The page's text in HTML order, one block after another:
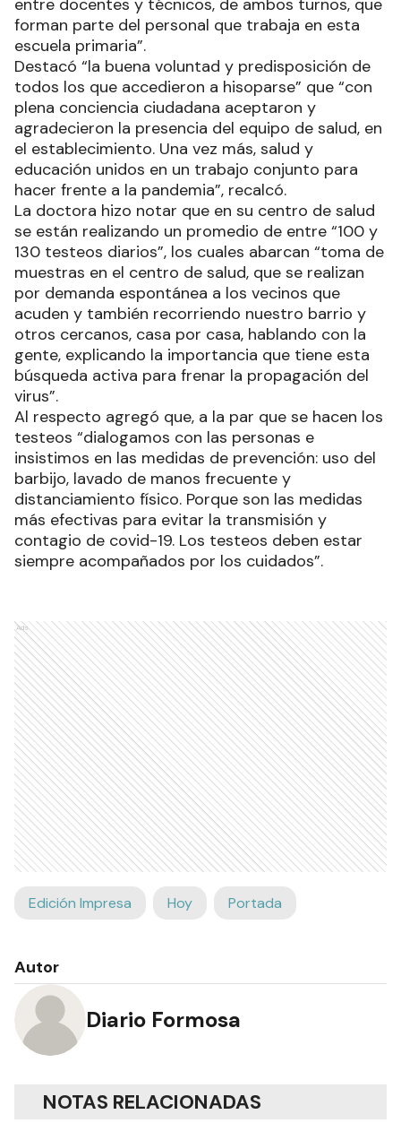
forman parte del personal que trabaja en esta
escuela primaria”.
Destacó “la buena voluntad y predisposición de
todos los que accedieron a hisoparse” que “con
plena conciencia ciudadana aceptaron y
agradecieron la presencia del equipo de salud, en
el establecimiento. Una vez más, salud y
educación unidos en un trabajo conjunto para
hacer frente a la pandemia”, recalcó.
La doctora hizo notar que en su centro de salud
se están realizando un promedio de entre “100 y
130 testeos diarios”, los cuales abarcan “toma de
muestras en el centro de salud, que se realizan
por demanda espontánea a los vecinos que
acuden y también recorriendo nuestro barrio y
otros cercanos, casa por casa, hablando con la
gente, explicando la importancia que tiene esta
búsqueda activa para frenar la propagación del
virus”.
Al respecto agregó que, a la par que se hacen los
testeos “dialogamos con las personas e
insistimos en las medidas de prevención: uso del
barbijo, lavado de manos frecuente y
distanciamiento físico. Porque son las medidas
más efectivas para evitar la transmisión y
contagio de covid-19. Los testeos deben estar
siempre acompañados por los cuidados”.
Ads
Edición Impresa Hoy Portada
Autor
Diario Formosa
NOTAS RELACIONADAS